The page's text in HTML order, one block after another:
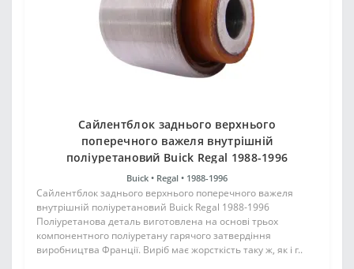
Сайлентблок заднього верхнього
поперечного важеля внутрішній
поліуретановий Buick Regal 1988-1996
Buick • Regal • 1988-1996
Сайлентблок заднього верхнього поперечного важеля
внутрішній поліуретановий Buick Regal 1988-1996
Поліуретанова деталь виготовлена на основі трьох
компонентного поліуретану гарячого затвердіння
виробництва Франції. Виріб має жорсткість таку ж, як і г..